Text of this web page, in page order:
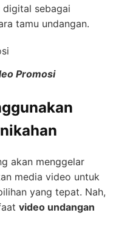
digital sebagai
tamu undangan.
Promosi
akan menggelar
media video untuk
yang tepat. Nah,
video undangan